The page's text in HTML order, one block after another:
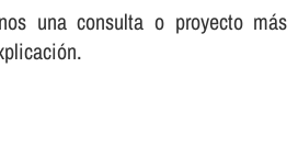
una consulta o proyecto más